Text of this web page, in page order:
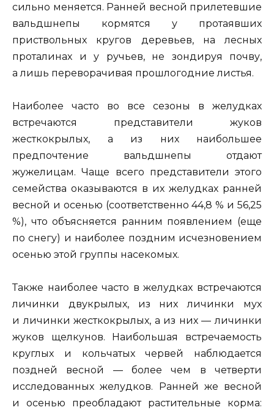
сильно меняется. Ранней весной прилетевшие
вальдшнепы кормятся у протаявших
приствольных кругов деревьев, на лесных
проталинах и у ручьев, не зондируя почву,
а лишь переворачивая прошлогодние листья.
Наиболее часто во все сезоны в желудках
встречаются представители жуков
жесткокрылых, а из них наибольшее
предпочтение вальдшнепы отдают
жужелицам. Чаще всего представители этого
семейства оказываются в их желудках ранней
весной и осенью (соответственно 44,8 % и 56,25
%), что объясняется ранним появлением (еще
по снегу) и наиболее поздним исчезновением
осенью этой группы насекомых.
Также наиболее часто в желудках встречаются
личинки двукрылых, из них личинки мух
и личинки жесткокрылых, а из них — личинки
жуков щелкунов. Наибольшая встречаемость
круглых и кольчатых червей наблюдается
поздней весной — более чем в четверти
исследованных желудков. Ранней же весной
и осенью преобладают растительные корма: